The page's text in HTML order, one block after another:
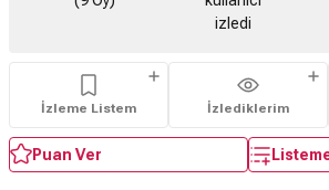
izledi
İzleme Listem İzlediklerim
Puan Ver